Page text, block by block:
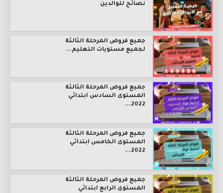
نصائح للوالدين
جميع فروض المرحلة الثالثة
لجميع مستويات التعليم...
جميع فروض المرحلة الثالثة
المستوى السادس ابتدائي
2022...
جميع فروض المرحلة الثالثة
المستوى الخامس ابتدائي
2022...
جميع فروض المرحلة الثالثة
المستوى الرابع ابتدائي